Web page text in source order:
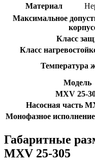
Материал
Максимальное
Класс
Класс
Температура
Модель
MXV 25-
Насосная часть
Монофазное
Габаритные
MXV 25-305